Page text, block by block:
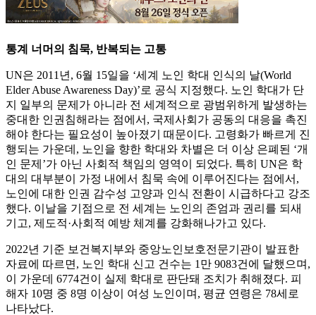
통계 너머의 침묵, 반복되는 고통
UN은 2011년, 6월 15일을 ‘세계 노인 학대 인식의 날(World
Elder Abuse Awareness Day)’로 공식 지정했다. 노인 학대가 단
지 일부의 문제가 아니라 전 세계적으로 광범위하게 발생하는
중대한 인권침해라는 점에서, 국제사회가 공동의 대응을 촉진
해야 한다는 필요성이 높아졌기 때문이다. 고령화가 빠르게 진
행되는 가운데, 노인을 향한 학대와 차별은 더 이상 은폐된 ‘개
인 문제’가 아닌 사회적 책임의 영역이 되었다. 특히 UN은 학
대의 대부분이 가정 내에서 침묵 속에 이루어진다는 점에서,
노인에 대한 인권 감수성 고양과 인식 전환이 시급하다고 강조
했다. 이날을 기점으로 전 세계는 노인의 존엄과 권리를 되새
기고, 제도적·사회적 예방 체계를 강화해나가고 있다.
2022년 기준 보건복지부와 중앙노인보호전문기관이 발표한
자료에 따르면, 노인 학대 신고 건수는 1만 9083건에 달했으며,
이 가운데 6774건이 실제 학대로 판단돼 조치가 취해졌다. 피
해자 10명 중 8명 이상이 여성 노인이며, 평균 연령은 78세로
나타났다.